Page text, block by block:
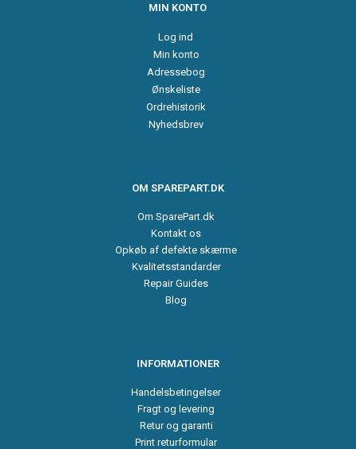
MIN KONTO
Log ind
Min konto
Adressebog
Ønskeliste
Ordrehistorik
Nyhedsbrev
OM SPAREPART.DK
Om SparePart.dk
Kontakt os
Opkøb af defekte skærme
Kvalitetsstandarder
Repair Guides
Blog
INFORMATIONER
Handelsbetingelser
Fragt og levering
Retur og garanti
Print returformular